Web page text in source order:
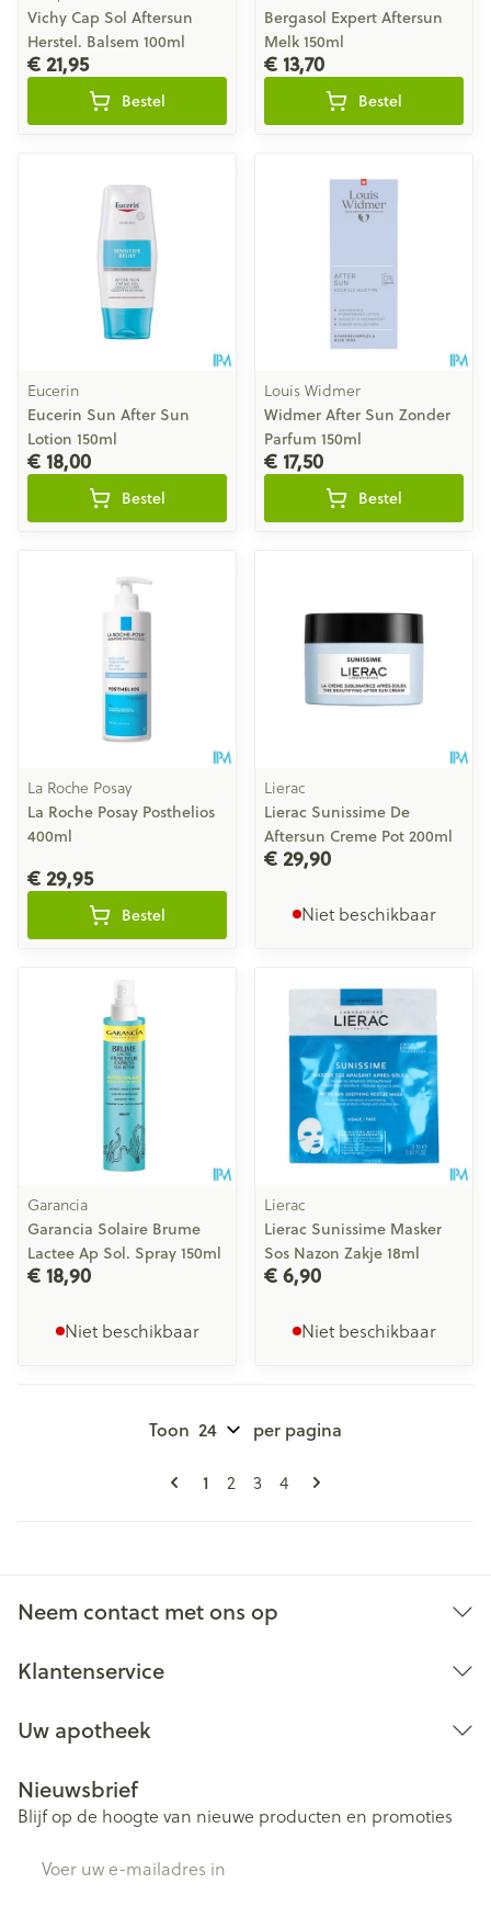
Vichy Cap Sol Aftersun
Herstel. Balsem 100ml
€ 21,95
Bestel
Bergasol Expert Aftersun
Melk 150ml
€ 13,70
Bestel
Eucerin
Eucerin Sun After Sun
Lotion 150ml
€ 18,00
Bestel
Louis Widmer
Widmer After Sun Zonder
Parfum 150ml
€ 17,50
Bestel
La Roche Posay
La Roche Posay Posthelios
400ml
€ 29,95
Bestel
Lierac
Lierac Sunissime De
Aftersun Creme Pot 200ml
€ 29,90
Niet beschikbaar
Garancia
Garancia Solaire Brume
Lactee Ap Sol. Spray 150ml
€ 18,90
Niet beschikbaar
Lierac
Lierac Sunissime Masker
Sos Nazon Zakje 18ml
€ 6,90
Niet beschikbaar
Pagina's
U lees momenteel pagina
1 Pagina
2 Pagina
3 Pagina
4
Toon per pagina
Neem contact met ons op
Klantenservice
Uw apotheek
Nieuwsbrief
Blijf op de hoogte van nieuwe producten en promoties